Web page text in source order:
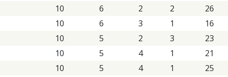
10 6 2 2 26
10 6 3 1 16
10 5 2 3 23
10 5 4 1 21
10 5 4 1 25